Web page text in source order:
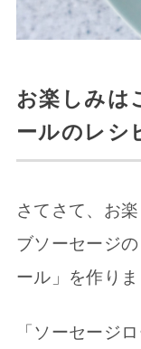
お楽しみは
ールのレシ
さてさて、お
ブソーセージ
ール」を作りま
「ソーセージ